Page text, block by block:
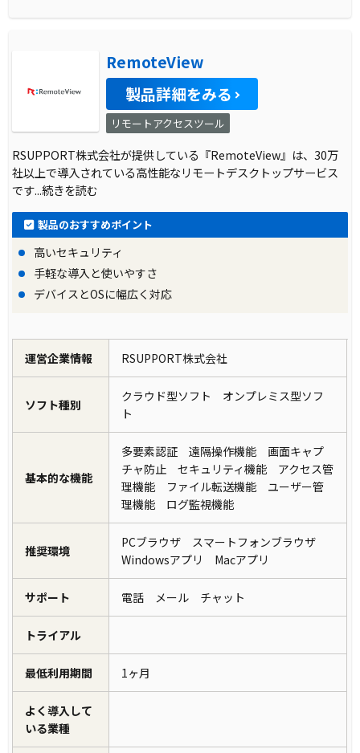
RemoteView
製品詳細をみる
リモートアクセスツール
RSUPPORT株式会社が提供している『RemoteView』は、30万
社以上で導入されている高性能なリモートデスクトップサービス
です...続きを読む
製品のおすすめポイント
高いセキュリティ
手軽な導入と使いやすさ
デバイスとOSに幅広く対応
運営企業情報 RSUPPORT株式会社
ソフト種別
クラウド型ソフト オンプレミス型ソフ
ト
基本的な機能
多要素認証 遠隔操作機能 画面キャプ
チャ防止 セキュリティ機能 アクセス管
理機能 ファイル転送機能 ユーザー管
理機能 ログ監視機能
推奨環境
PCブラウザ スマートフォンブラウザ
Windowsアプリ Macアプリ
サポート 電話 メール チャット
トライアル
最低利用期間 1ヶ月
よく導入して
いる業種